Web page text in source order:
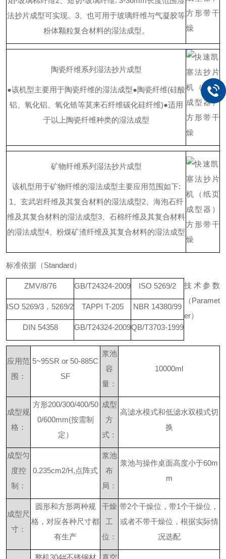
法抄片成型可实现。 3 、也可用于玻璃纤维与气凝胶等
粉体颗粒复合材料的湿法成型。
陶瓷纤维系列湿法抄片成型
●该机型主要用于陶瓷纤维的湿法成型●陶瓷纤维(硅酸
铝、氧化铝、氧化锆等莫来石纤维碳化硅纤维)●适用
于以上陶瓷纤维种类的湿法成型
矿物纤维系列湿法抄片成型
该机型用于矿物纤维的湿法成型主要应用范围如下:
1 、玄武岩纤维及其复合材料的湿法成型2、海泡石纤
维及其复合材料的湿法成型3 、石棉纤维及其复合材料
的湿法成型4 、粉煤矿渣纤维及其复合材料的湿法成型
标准依据 （Standard）
ZMV/8/76 GB/T24324-2009 ISO 5269/2
ISO 5269/3 ， 5269/2 TAPPI T-205 NBR 14380/99
DIN 54358 GB/T24324-2009QB/T3703-1999
技术参数
（Paramet
er）
应用范
围：
5~95SR or 50-885C
SF
浆池
容
量：
10000ml
成型规
格：
方形200/300/400/50
0/600mm(按需制
定）
成型
方
式：
高滤水模式和低滤水双模式切
换
成型匀
度控
制：
0.235cm2/H,点阵式
浆池
布
局：
浆池与操作桌面高度小于60m
m
成型尺
寸：
圆形和方形两种规
格，对应各种尺寸都
有生产
干燥
工
位：
带2个干燥位，带1个干燥位，
或者不带干燥位，根据实际情
况选配
整机304#不锈钢材
真空